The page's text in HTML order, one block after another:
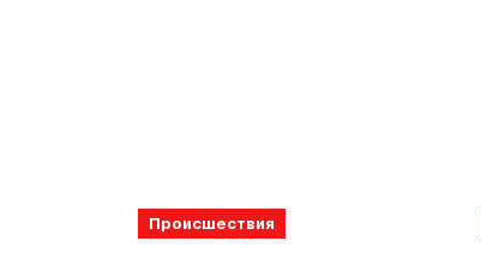
Происшествия